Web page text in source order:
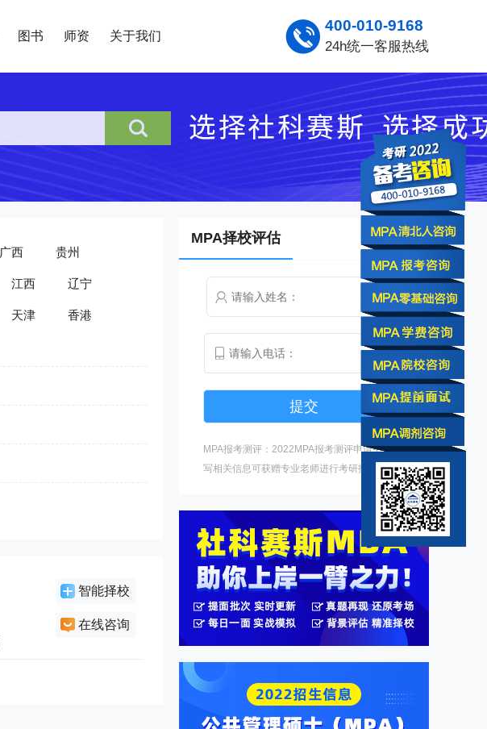
图书 师资 关于我们
400-010-9168
24h统一客服热线
广西 贵州
江西 辽宁
天津 香港
智能择校
在线咨询
MPA择校评估
MPA报考测评：2022MPA报考测评申请中，填
写相关信息可获赠专业老师进行考研指导。